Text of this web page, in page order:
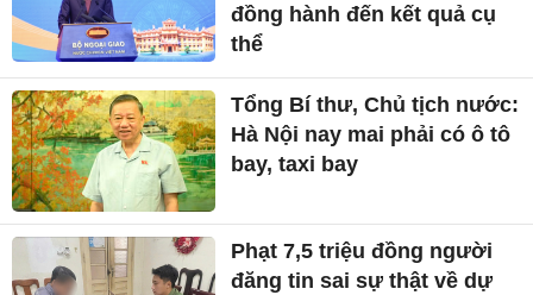
đồng hành đến kết quả cụ
thể
Tổng Bí thư, Chủ tịch nước:
Hà Nội nay mai phải có ô tô
bay, taxi bay
Phạt 7,5 triệu đồng người
đăng tin sai sự thật về dự